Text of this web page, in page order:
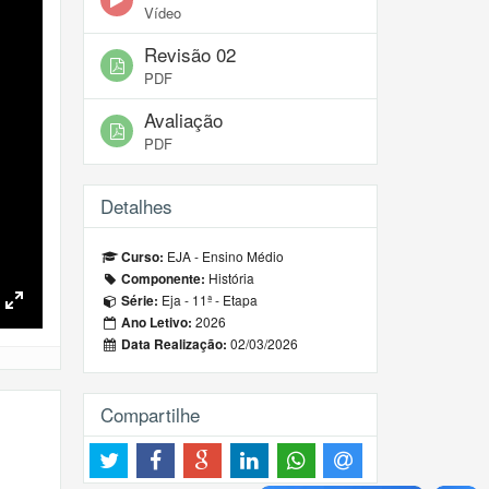
Fullscreen
Vídeo
Revisão 02
PDF
Avaliação
PDF
Detalhes
Curso: EJA - Ensino Médio
Componente: História
Série: Eja - 11ª - Etapa
Ano Letivo: 2026
Data Realização: 02/03/2026
Compartilhe